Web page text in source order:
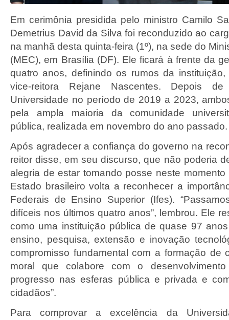
Em cerimônia presidida pelo ministro Camilo
Demetrius David da Silva foi reconduzido ao
na manhã desta quinta-feira (1º), na sede do
(MEC), em Brasília (DF). Ele ficará à frente da
quatro anos, definindo os rumos da
vice-reitora Rejane Nascentes. Depois de
Universidade no período de 2019 a 2023,
pela ampla maioria da comunidade
pública, realizada em novembro do ano passado.
Após agradecer a confiança do governo na
reitor disse, em seu discurso, que não poderia
alegria de estar tomando posse neste
Estado brasileiro volta a reconhecer a
Federais de Ensino Superior (Ifes).
difíceis nos últimos quatro anos”, lembrou. Ele
como uma instituição pública de quase 97
ensino, pesquisa, extensão e inovação
compromisso fundamental com a formação de
moral que colabore com o
progresso nas esferas pública e privada e
cidadãos”.
Para comprovar a excelência da